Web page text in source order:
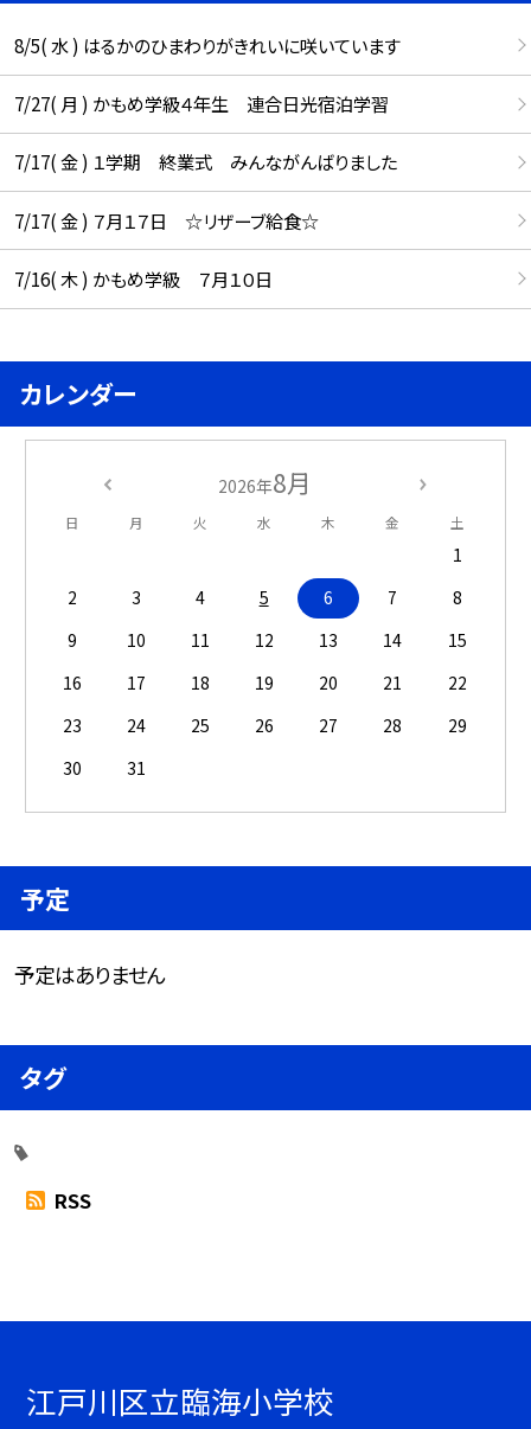
8/5( 水 ) はるかのひまわりがきれいに咲いています
7/27( 月 ) かもめ学級４年生 連合日光宿泊学習
7/17( 金 ) １学期 終業式 みんながんばりました
7/17( 金 ) ７月１７日 ☆リザーブ給食☆
7/16( 木 ) かもめ学級 ７月１０日
カレンダー
2026年8月
日 月 火 水 木 金 土
1
2
3 4 5 6 7
8
9
10 11 12 13 14
15
16
17 18 19 20 21
22
23
24 25 26 27 28
29
30
31
予定
予定はありません
タグ
RSS
江戸川区立臨海小学校